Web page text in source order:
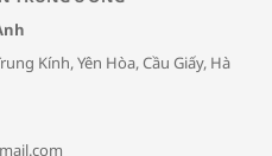
vấn cách phòng tránh bệnh
hấp trong thời tiết giao mùa
Kính, Yên Hòa, Cầu Giấy, Hà